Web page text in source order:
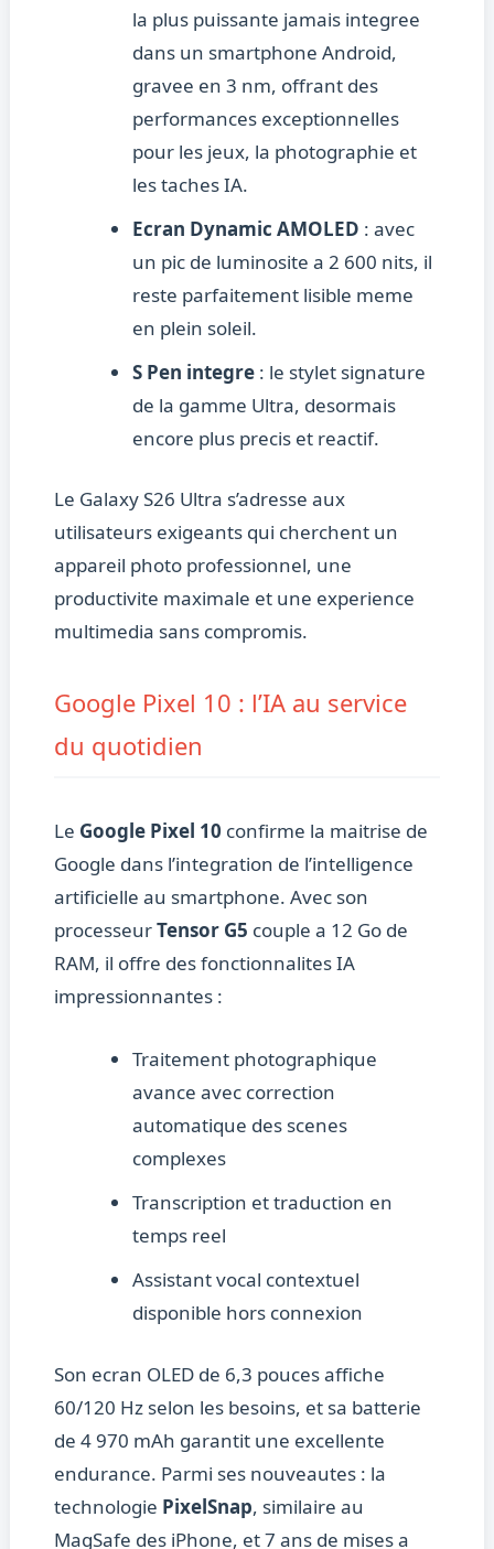
la plus puissante jamais integree
dans un smartphone Android,
gravee en 3 nm, offrant des
performances exceptionnelles
pour les jeux, la photographie et
les taches IA.
Ecran Dynamic AMOLED : avec
un pic de luminosite a 2 600 nits, il
reste parfaitement lisible meme
en plein soleil.
S Pen integre: le stylet signature
de la gamme Ultra, desormais
encore plus precis et reactif.
Le Galaxy S26 Ultra s’adresse aux
utilisateurs exigeants qui cherchent un
appareil photo professionnel, une
productivite maximale et une experience
multimedia sans compromis.
Google Pixel 10 : l’IA au service
du quotidien
Le Google Pixel 10 confirme la maitrise de
Google dans l’integration de l’intelligence
artificielle au smartphone. Avec son
processeurTensor G5 couple a 12 Go de
RAM, il offre des fonctionnalites IA
impressionnantes :
Traitement photographique
avance avec correction
automatique des scenes
complexes
Transcription et traduction en
temps reel
Assistant vocal contextuel
disponible hors connexion
Son ecran OLED de 6,3 pouces affiche
60/120 Hz selon les besoins, et sa batterie
de 4 970 mAh garantit une excellente
endurance. Parmi ses nouveautes : la
technologie PixelSnap, similaire au
MagSafe des iPhone, et 7 ans de mises a